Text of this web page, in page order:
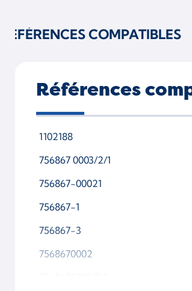
RÉFÉRENCES COMPATIBLES
Références
1102188
756867 0003/2/1
756867-00021
756867-1
756867-3
7568670002